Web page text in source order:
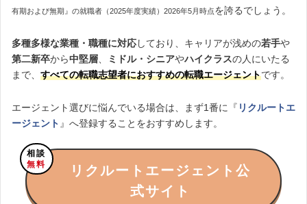
有期および無期』の就職者（2025年度実績）2026年5月時点を誇るでしょう。
多種多様な業種・職種に対応しており、キャリアが浅めの若手や
第二新卒から中堅層 ミドル・シニアやハイクラスの人にいたる
まで、 すべての転職志望者におすすめの転職エージェントです。
エージェント選びに悩んでいる場合は、まず1番に『 リクルートエ
ージェント 』へ登録することをおすすめします。
相談
無料
リクルートエージェント公
式サイト